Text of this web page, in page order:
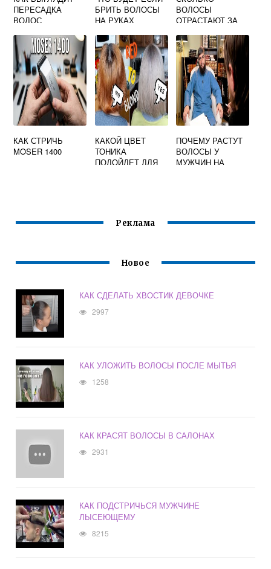
ПЕРЕСАДКА
ВОЛОС
БРИТЬ ВОЛОСЫ
НА РУКАХ
ВОЛОСЫ
ОТРАСТАЮТ ЗА
КАК СТРИЧЬ
MOSER 1400
КАКОЙ ЦВЕТ
ТОНИКА
ПОДОЙДЕТ ДЛЯ
ПОЧЕМУ РАСТУТ
ВОЛОСЫ У
МУЖЧИН НА
Реклама
Новое
КАК СДЕЛАТЬ ХВОСТИК ДЕВОЧКЕ
2997
КАК УЛОЖИТЬ ВОЛОСЫ ПОСЛЕ МЫТЬЯ
1258
КАК КРАСЯТ ВОЛОСЫ В САЛОНАХ
2931
КАК ПОДСТРИЧЬСЯ МУЖЧИНЕ
ЛЫСЕЮЩЕМУ
8215